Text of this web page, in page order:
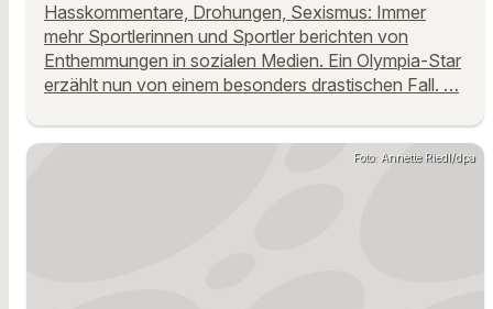
Hasskommentare, Drohungen, Sexismus: Immer
mehr Sportlerinnen und Sportler berichten von
Enthemmungen in sozialen Medien. Ein Olympia-Star
erzählt nun von einem besonders drastischen Fall. …
Foto: Annette Riedl/dpa